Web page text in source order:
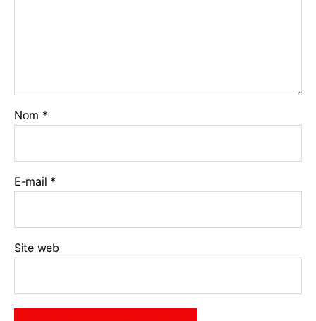
Nom *
E-mail *
Site web